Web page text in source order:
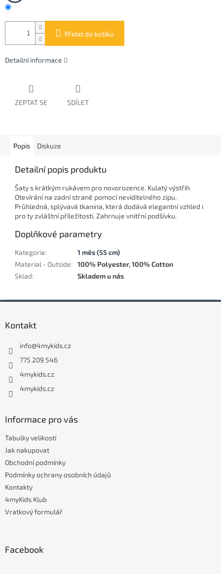
Přidat do košíku
Detailní informace
ZEPTAT SE SDÍLET
Popis Diskuze
Detailní popis produktu
Šaty s krátkým rukávem pro novorozence. Kulatý výstřih
Otevírání na zadní straně pomocí neviditelného zipu.
Průhledná, splývavá tkanina, která dodává elegantní vzhled i
pro ty zvláštní příležitosti. Zahrnuje vnitřní podšívku.
Doplňkové parametry
Kategorie:
1 měs (55 cm)
Material - Outside: 100% Polyester, 100% Cotton
Sklad: Skladem u nás
Kontakt
info@4mykids.cz
775 209 546
4mykids.cz
4mykids.cz
Informace pro vás
Tabulky velikostí
Jak nakupovat
Obchodní podmínky
Podmínky ochrany osobních údajů
Kontakty
4myKids Klub
Vratkový formulář
Facebook